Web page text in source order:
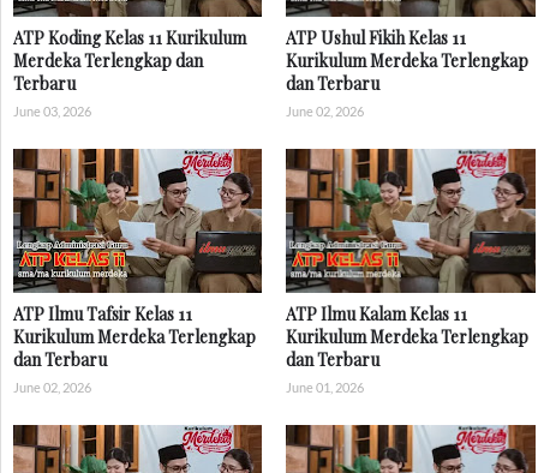
ATP Koding Kelas 11 Kurikulum
Merdeka Terlengkap dan
Terbaru
June 03, 2026
ATP Ushul Fikih Kelas 11
Kurikulum Merdeka Terlengkap
dan Terbaru
June 02, 2026
ATP Ilmu Tafsir Kelas 11
Kurikulum Merdeka Terlengkap
dan Terbaru
June 02, 2026
ATP Ilmu Kalam Kelas 11
Kurikulum Merdeka Terlengkap
dan Terbaru
June 01, 2026